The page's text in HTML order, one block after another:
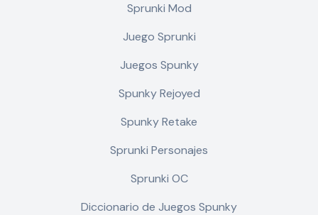
Sprunki Mod
Juego Sprunki
Juegos Spunky
Spunky Rejoyed
Spunky Retake
Sprunki Personajes
Sprunki OC
Diccionario de Juegos Spunky